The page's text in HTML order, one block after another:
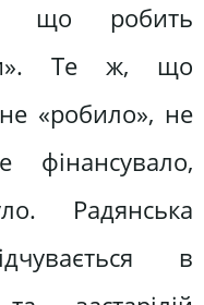
що робить
Те ж, що
не «робило», не
Радянська
в